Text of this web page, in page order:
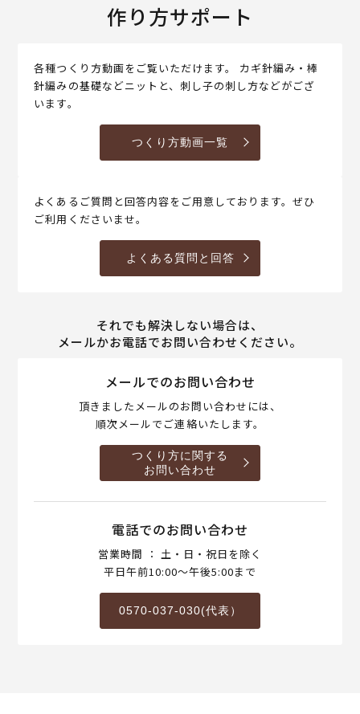
作り方サポート
各種つくり方動画をご覧いただけます。 カギ針編み・棒
針編みの基礎などニットと、刺し子の刺し方などがござ
います。
つくり方動画一覧
よくあるご質問と回答内容をご用意しております。ぜひ
ご利用くださいませ。
よくある質問と回答
それでも解決しない場合は、
メールかお電話でお問い合わせください。
メールでのお問い合わせ
頂きましたメールのお問い合わせには、
順次メールでご連絡いたします。
つくり方に関する
お問い合わせ
電話でのお問い合わせ
営業時間 ： 土・日・祝日を除く
平日午前10:00～午後5:00まで
0570-037-030(代表）